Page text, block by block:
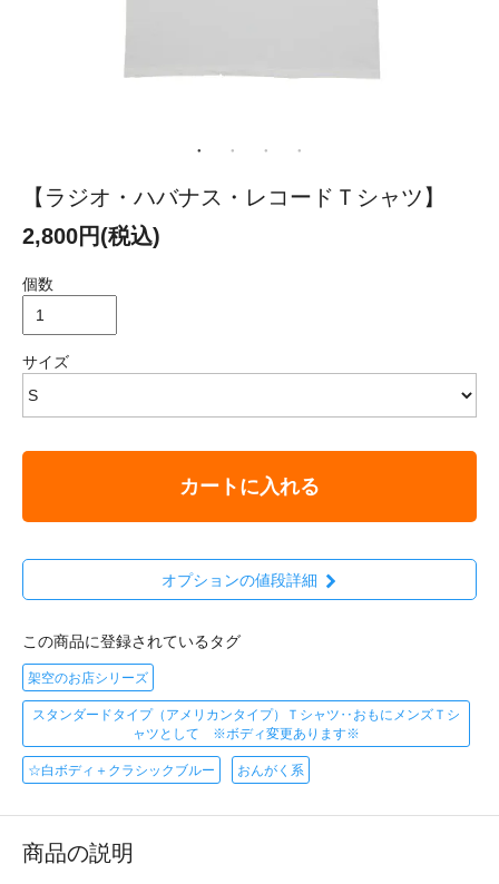
【ラジオ・ハバナス・レコードＴシャツ】
2,800円(税込)
個数
サイズ
カートに入れる
オプションの値段詳細
この商品に登録されているタグ
架空のお店シリーズ
スタンダードタイプ（アメリカンタイプ）Ｔシャツ‥おもにメンズＴシ
ャツとして ※ボディ変更あります※
☆白ボディ＋クラシックブルー おんがく系
商品の説明